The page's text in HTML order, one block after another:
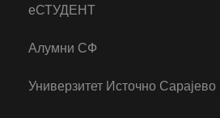
еСТУДЕНТ
Алумни СФ
Универзитет Источно Сарајево